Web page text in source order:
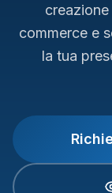
commerce e
la tua